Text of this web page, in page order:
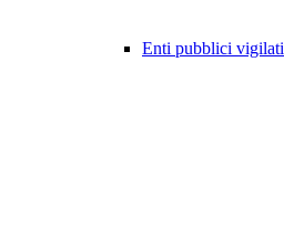
Enti pubblici vigilati